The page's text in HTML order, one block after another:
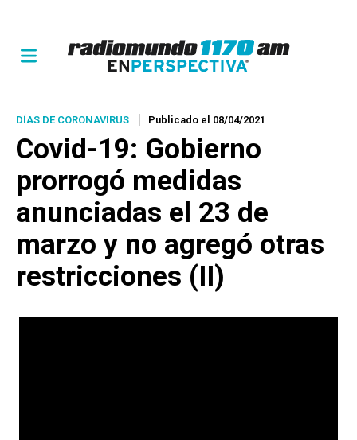
DÍAS DE CORONAVIRUS Publicado el 08/04/2021
Covid-19: Gobierno
prorrogó medidas
anunciadas el 23 de
marzo y no agregó otras
restricciones (II)